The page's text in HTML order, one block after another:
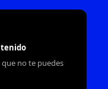
no te puedes